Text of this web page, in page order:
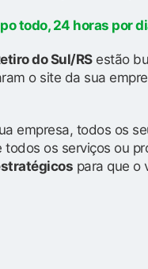
todo, 24 horas por
do Sul/RSestão
o site da sua
empresa, todos os
os serviços ou
para que o